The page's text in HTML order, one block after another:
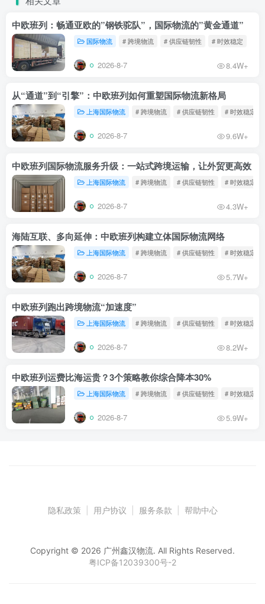
中欧班列：畅通亚欧的”钢铁驼队”，国际物流的”黄金通道”
国际物流 # 跨境物流 # 供应链韧性 # 时效稳定
2026-8-7 8.4W+
从“通道”到“引擎”：中欧班列如何重塑国际物流新格局
上海国际物流 # 跨境物流 # 供应链韧性 # 时效稳定
2026-8-7 9.6W+
中欧班列国际物流服务升级：一站式跨境运输，让外贸更高效
上海国际物流 # 跨境物流 # 供应链韧性 # 时效稳定
2026-8-7 4.3W+
海陆互联、多向延伸：中欧班列构建立体国际物流网络
上海国际物流 # 跨境物流 # 供应链韧性 # 时效稳定
2026-8-7 5.7W+
中欧班列跑出跨境物流“加速度”
上海国际物流 # 跨境物流 # 供应链韧性 # 时效稳定
2026-8-7 8.2W+
中欧班列运费比海运贵？3个策略教你综合降本30%
上海国际物流 # 跨境物流 # 供应链韧性 # 时效稳定
2026-8-7 5.9W+
隐私政策 用户协议 服务条款 帮助中心
Copyright © 2026 广州鑫汉物流. All Rights Reserved.
粤ICP备12039300号-2